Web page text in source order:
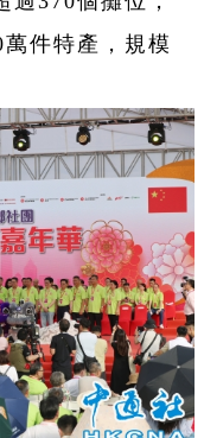
件特產，規模